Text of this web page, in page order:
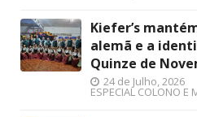
Kiefer’s
alemã e a
Quinze de
24 de Julho, 2026
ESPECIAL COLONO E